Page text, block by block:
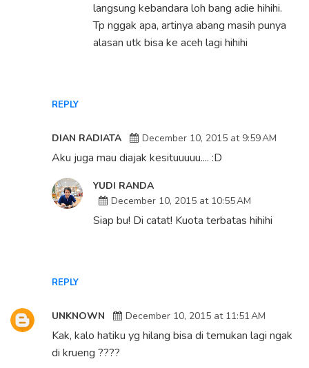
REPLY
langsung kebandara loh bang adie hihihi.
Tp nggak apa, artinya abang masih punya
alasan utk bisa ke aceh lagi hihihi
DIAN RADIATA December 10, 2015 at 9:59 AM
Aku juga mau diajak kesituuuuu.... :D
REPLY
YUDI RANDA
December 10, 2015 at 10:55 AM
Siap bu! Di catat! Kuota terbatas hihihi
UNKNOWN December 10, 2015 at 11:51 AM
Kak, kalo hatiku yg hilang bisa di temukan lagi ngak
di krueng ????